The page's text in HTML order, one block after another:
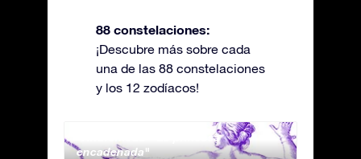
88 constelaciones:
¡Descubre más sobre cada
una de las 88 constelaciones
y los 12 zodíacos!
Andromeda - La princesa
encadenada